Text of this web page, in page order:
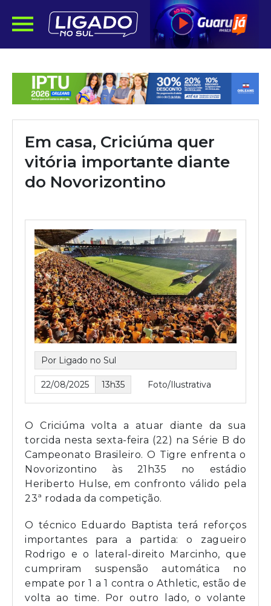
Em casa, Criciúma quer
vitória importante diante
do Novorizontino
Por Ligado no Sul
22/08/2025 13h35 Foto/Ilustrativa
O Criciúma volta a atuar diante da sua
torcida nesta sexta-feira (22) na Série B do
Campeonato Brasileiro. O Tigre enfrenta o
Novorizontino às 21h35 no estádio
Heriberto Hulse, em confronto válido pela
23ª rodada da competição.
O técnico Eduardo Baptista terá reforços
importantes para a partida: o zagueiro
Rodrigo e o lateral-direito Marcinho, que
cumpriram suspensão automática no
empate por 1 a 1 contra o Athletic, estão de
volta ao time. Por outro lado, o volante